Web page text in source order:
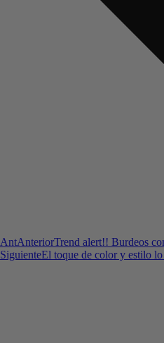
AntAnteriorTrend alert!! Burdeos
SiguienteEl toque de color y estilo